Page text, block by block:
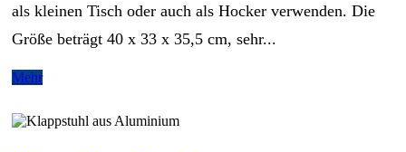
als kleinen Tisch oder auch als Hocker verwenden. Die
Größe beträgt 40 x 33 x 35,5 cm, sehr...
Mehr